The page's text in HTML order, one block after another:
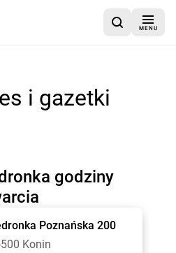
MENU
i gazetki
godziny
Poznańska 200
Konin